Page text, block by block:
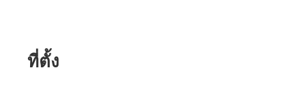
ที่ตั้ง